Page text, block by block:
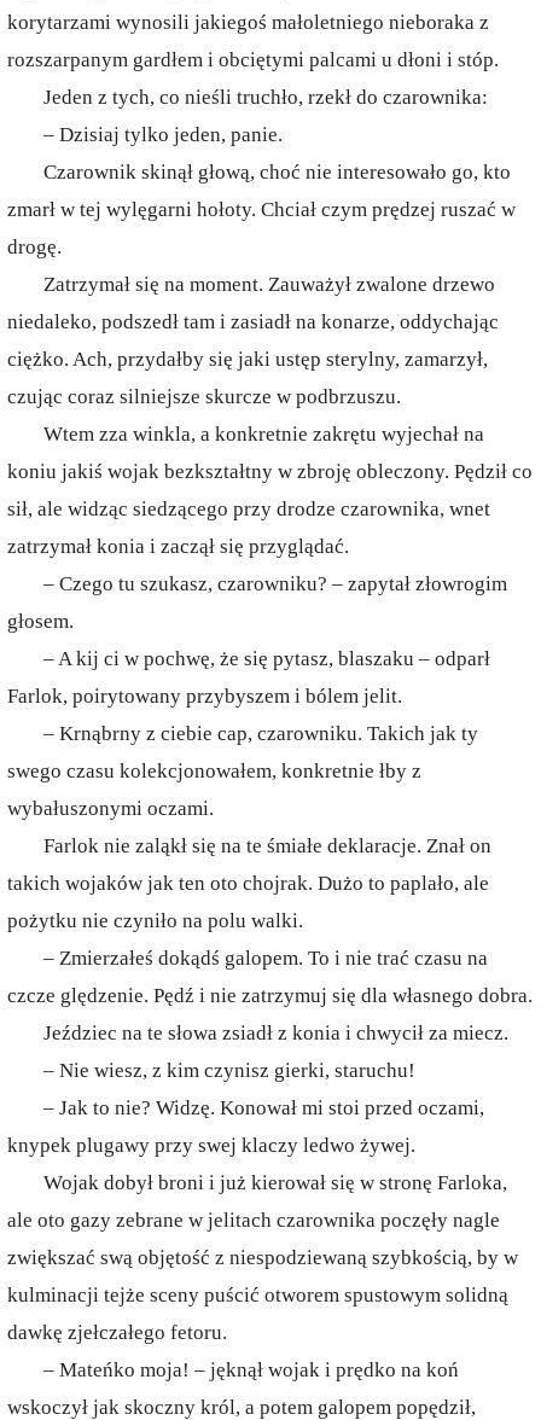
korytarzami wynosili jakiegoś małoletniego nieboraka z
rozszarpanym gardłem i obciętymi palcami u dłoni i stóp.
Jeden z tych, co nieśli truchło, rzekł do czarownika:
– Dzisiaj tylko jeden, panie.
Czarownik skinął głową, choć nie interesowało go, kto
zmarł w tej wylęgarni hołoty. Chciał czym prędzej ruszać w
drogę.
Zatrzymał się na moment. Zauważył zwalone drzewo
niedaleko, podszedł tam i zasiadł na konarze, oddychając
ciężko. Ach, przydałby się jaki ustęp sterylny, zamarzył,
czując coraz silniejsze skurcze w podbrzuszu.
Wtem zza winkla, a konkretnie zakrętu wyjechał na
koniu jakiś wojak bezkształtny w zbroję obleczony. Pędził co
sił, ale widząc siedzącego przy drodze czarownika, wnet
zatrzymał konia i zaczął się przyglądać.
– Czego tu szukasz, czarowniku? – zapytał złowrogim
głosem.
– A kij ci w pochwę, że się pytasz, blaszaku – odparł
Farlok, poirytowany przybyszem i bólem jelit.
– Krnąbrny z ciebie cap, czarowniku. Takich jak ty
swego czasu kolekcjonowałem, konkretnie łby z
wybałuszonymi oczami.
Farlok nie zaląkł się na te śmiałe deklaracje. Znał on
takich wojaków jak ten oto chojrak. Dużo to paplało, ale
pożytku nie czyniło na polu walki.
– Zmierzałeś dokądś galopem. To i nie trać czasu na
czcze ględzenie. Pędź i nie zatrzymuj się dla własnego dobra.
Jeździec na te słowa zsiadł z konia i chwycił za miecz.
– Nie wiesz, z kim czynisz gierki, staruchu!
– Jak to nie? Widzę. Konował mi stoi przed oczami,
knypek plugawy przy swej klaczy ledwo żywej.
Wojak dobył broni i już kierował się w stronę Farloka,
ale oto gazy zebrane w jelitach czarownika poczęły nagle
zwiększać swą objętość z niespodziewaną szybkością, by w
kulminacji tejże sceny puścić otworem spustowym solidną
dawkę zjełczałego fetoru.
– Mateńko moja! – jęknął wojak i prędko na koń
wskoczył jak skoczny król, a potem galopem popędził,